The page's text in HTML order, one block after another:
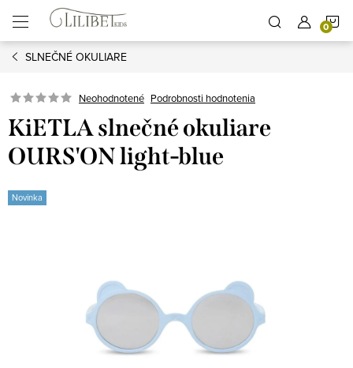
obsah
SLNEČNÉ OKULIARE
Neohodnotené Podrobnosti hodnotenia
KiETLA slnečné okuliare
OURS'ON light-blue
Novinka